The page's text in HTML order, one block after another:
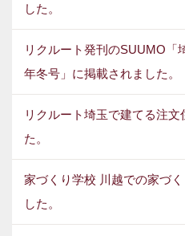
した。
リクルート発刊のSUUMO「
年冬号」に掲載されました。
リクルート埼玉で建てる注
た。
家づくり学校 川越での家づ
した。